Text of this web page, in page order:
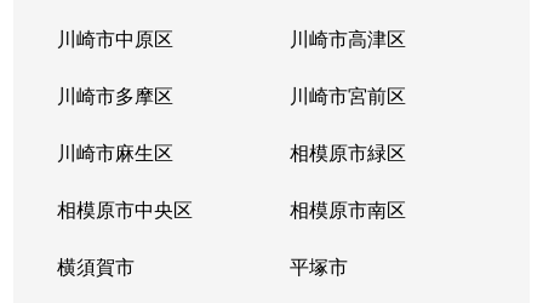
川崎市中原区 川崎市高津区
川崎市多摩区 川崎市宮前区
川崎市麻生区 相模原市緑区
相模原市中央区 相模原市南区
横須賀市 平塚市